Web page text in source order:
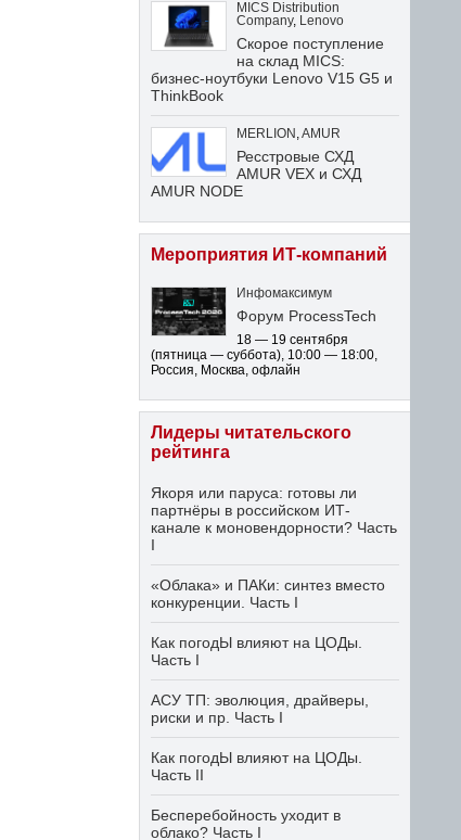
MICS Distribution
Company, Lenovo
Скорое поступление
на склад MICS:
бизнес-ноутбуки Lenovo V15 G5 и
ThinkBook
MERLION AMUR
Ресстровые СХД
AMUR VEX и СХД
AMUR NODE
Мероприятия ИТ-компаний
Инфомаксимум
Форум ProcessTech
18 — 19 сентября
(пятница — суббота), 10:00 — 18:00,
Россия, Москва, офлайн
Лидеры читательского
рейтинга
Якоря или паруса: готовы ли
партнёры в российском ИТ-
канале к моновендорности? Часть
I
«Облака» и ПАКи: синтез вместо
конкуренции. Часть I
Как погодЫ влияют на ЦОДы.
Часть I
АСУ ТП: эволюция, драйверы,
риски и пр. Часть I
Как погодЫ влияют на ЦОДы.
Часть II
Бесперебойность уходит в
облако? Часть I